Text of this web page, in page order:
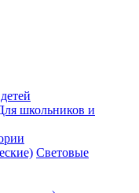
школьников и
Световые